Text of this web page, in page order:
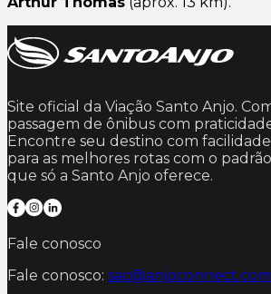
Site oficial da Viação Santo Anjo.
passagem de ônibus com
Encontre seu destino com
para as melhores rotas com o
que só a Santo Anjo oferece.
Fale conosco
Fale conosco: